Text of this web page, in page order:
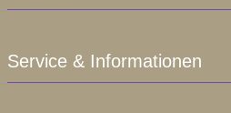
Service & Informationen